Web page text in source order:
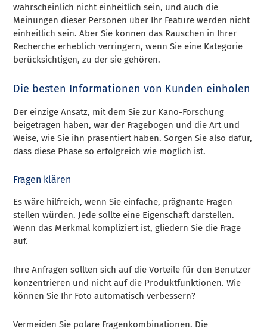
wahrscheinlich nicht einheitlich sein, und auch die
Meinungen dieser Personen über Ihr Feature werden nicht
einheitlich sein. Aber Sie können das Rauschen in Ihrer
Recherche erheblich verringern, wenn Sie eine Kategorie
berücksichtigen, zu der sie gehören.
Die besten Informationen von Kunden einholen
Der einzige Ansatz, mit dem Sie zur Kano-Forschung
beigetragen haben, war der Fragebogen und die Art und
Weise, wie Sie ihn präsentiert haben. Sorgen Sie also dafür,
dass diese Phase so erfolgreich wie möglich ist.
Fragen klären
Es wäre hilfreich, wenn Sie einfache, prägnante Fragen
stellen würden. Jede sollte eine Eigenschaft darstellen.
Wenn das Merkmal kompliziert ist, gliedern Sie die Frage
auf.
Ihre Anfragen sollten sich auf die Vorteile für den Benutzer
konzentrieren und nicht auf die Produktfunktionen. Wie
können Sie Ihr Foto automatisch verbessern?
Vermeiden Sie polare Fragenkombinationen. Die